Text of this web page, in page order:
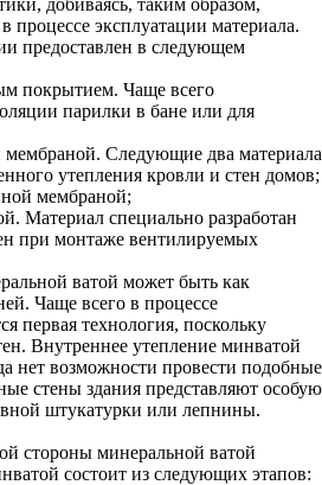
добиваясь, таким образом,
процессе эксплуатации материала.
предоставлен в следующем
покрытием. Чаще всего
парилки в бане или для
мембраной. Следующие два материала
утепления кровли и стен домов;
мембраной;
Материал специально разработан
при монтаже вентилируемых
ватой может быть как
Чаще всего в процессе
первая технология, поскольку
Внутреннее утепление минватой
нет возможности провести подобные
стены здания представляют особую
штукатурки или лепнины.
стороны минеральной ватой
состоит из следующих этапов: